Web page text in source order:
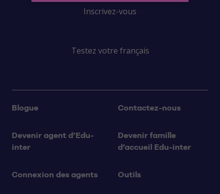
Blogue Contactez-nous
Devenir agent d’Edu-
inter
Devenir famille
d’accueil Edu-inter
Connexion des agents Outils
Inscrivez-vous
Testez votre français